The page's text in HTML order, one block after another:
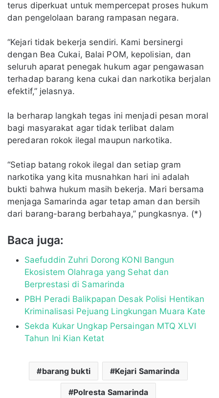
terus diperkuat untuk mempercepat proses hukum
dan pengelolaan barang rampasan negara.
“Kejari tidak bekerja sendiri. Kami bersinergi
dengan Bea Cukai, Balai POM, kepolisian, dan
seluruh aparat penegak hukum agar pengawasan
terhadap barang kena cukai dan narkotika berjalan
efektif,” jelasnya.
Ia berharap langkah tegas ini menjadi pesan moral
bagi masyarakat agar tidak terlibat dalam
peredaran rokok ilegal maupun narkotika.
“Setiap batang rokok ilegal dan setiap gram
narkotika yang kita musnahkan hari ini adalah
bukti bahwa hukum masih bekerja. Mari bersama
menjaga Samarinda agar tetap aman dan bersih
dari barang-barang berbahaya,” pungkasnya. (*)
Baca juga:
Saefuddin Zuhri Dorong KONI Bangun
Ekosistem Olahraga yang Sehat dan
Berprestasi di Samarinda
PBH Peradi Balikpapan Desak Polisi Hentikan
Kriminalisasi Pejuang Lingkungan Muara Kate
Sekda Kukar Ungkap Persaingan MTQ XLVI
Tahun Ini Kian Ketat
barang bukti Kejari Samarinda
Polresta Samarinda